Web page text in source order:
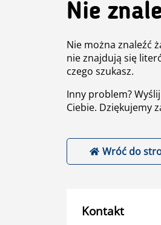
Nie
Nie można znaleźć
nie znajdują się
czego szukasz.
Inny problem?
Ciebie. Dziękujemy
Wróć do
Kontakt